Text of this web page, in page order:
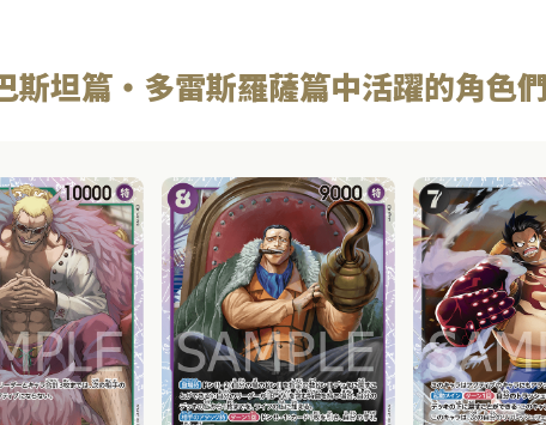
斯坦篇・多雷斯羅薩篇中活躍的角色